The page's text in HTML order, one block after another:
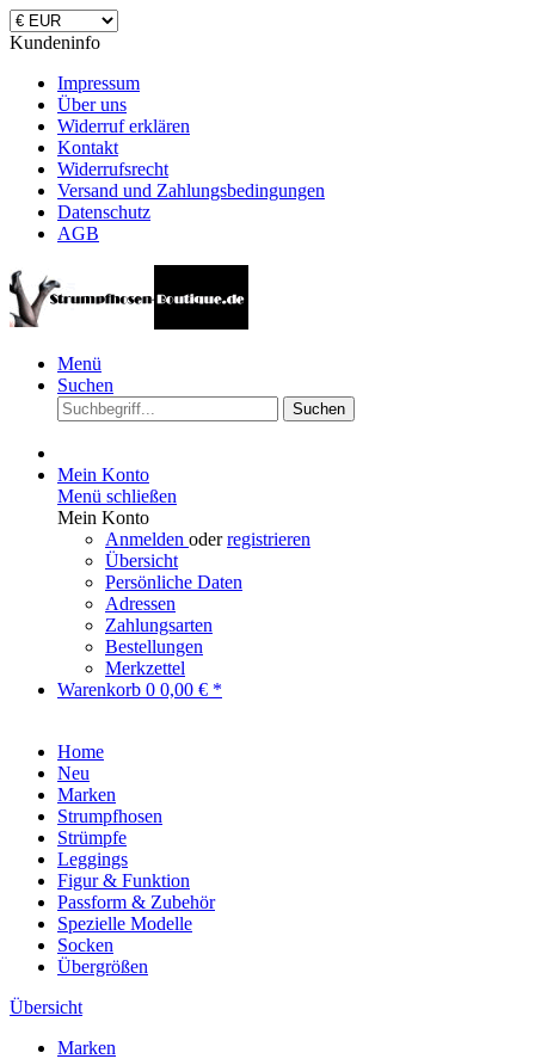
Kundeninfo
Impressum
Über uns
Widerruf erklären
Kontakt
Widerrufsrecht
Versand und Zahlungsbedingungen
Datenschutz
AGB
Menü
Suchen
Suchen
Mein Konto
Menü schließen
Mein Konto
Anmelden oderregistrieren
Übersicht
Persönliche Daten
Adressen
Zahlungsarten
Bestellungen
Merkzettel
Warenkorb 0 0,00 € *
Home
Neu
Marken
Strumpfhosen
Strümpfe
Leggings
Figur & Funktion
Passform & Zubehör
Spezielle Modelle
Socken
Übergrößen
Übersicht
Marken